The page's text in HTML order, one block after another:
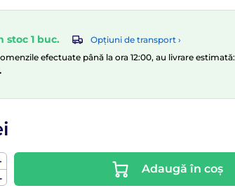
stoc 1 buc.
Opțiuni de transport ›
efectuate până la ora 12:00, au livrare estimată:
Adaugă în coș